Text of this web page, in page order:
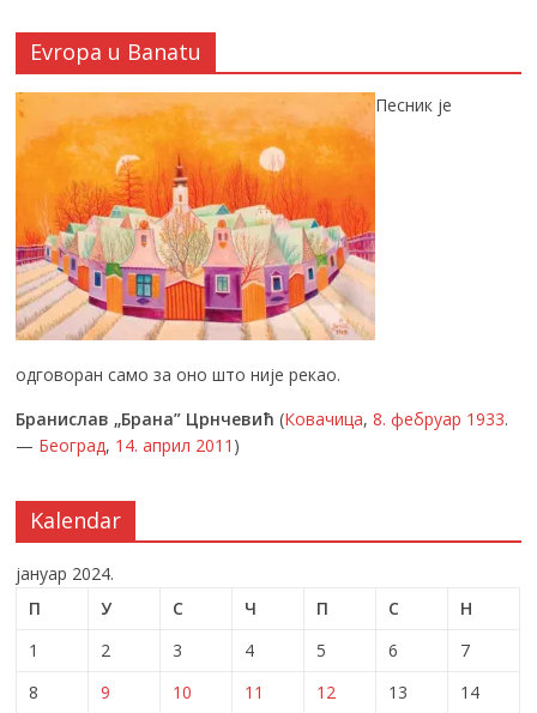
Evropa u Banatu
Песник је
одговоран само за оно што није рекао.
Бранислав „Брана” Црнчевић (Ковачица,8. фебруар 1933.
— Београд, 14. април 2011 )
Kalendar
јануар 2024.
П
У С Ч П С
Н
1
2 3 4 5 6
7
8
9 10 11 12 13
14